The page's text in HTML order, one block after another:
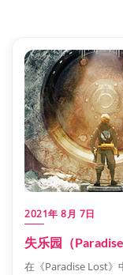
2021年 8月 7日
失乐园（
在《Paradise Lost》